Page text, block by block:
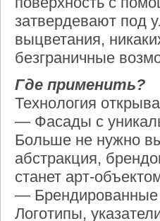
затвердевают под
выцветания,
безграничные
Где применить?
Технология
— Фасады с
Больше не нужно
абстракция,
станет арт-
— Брендированные
Логотипы,